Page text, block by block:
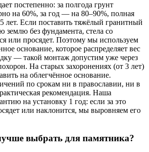
постепенно: за полгода грунт
на 60%, за год — на 80–90%, полная
лет. Если поставить тяжёлый гранитный
землю без фундамента, стела со
или просядет. Поэтому мы используем
основание, которое распределяет вес
— такой монтаж допустим уже через
На старых захоронениях (от 3 лет)
на облегчённое основание.
по срокам ни в православии, ни в
рекомендация. Наша
на установку 1 год: если за это
или наклонится, мы выровняем его
выбрать для памятника?